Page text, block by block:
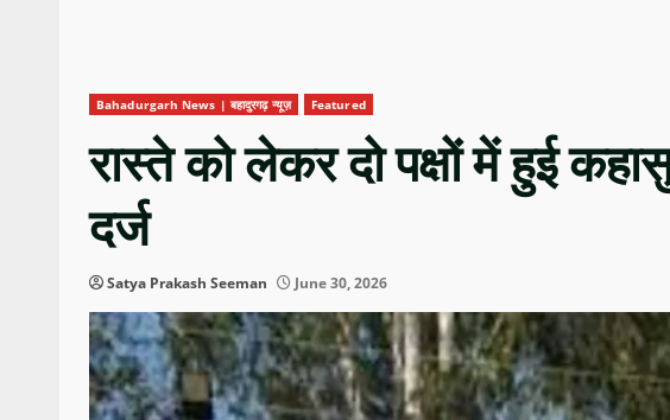
Bahadurgarh News | बहादुरगढ़ न्यूज़ Featured
रास्ते को लेकर दो पक्षों में हुई
दर्ज
Satya Prakash Seeman June 30, 2026